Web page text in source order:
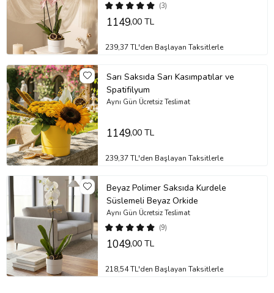
(3)
1149,00 TL
239,37 TL'den Başlayan Taksitlerle
Sarı Saksıda Sarı Kasımpatılar ve
Spatifilyum
Aynı Gün Ücretsiz Teslimat
1149,00 TL
239,37 TL'den Başlayan Taksitlerle
Beyaz Polimer Saksıda Kurdele
Süslemeli Beyaz Orkide
(9)
Aynı Gün Ücretsiz Teslimat
1049,00 TL
218,54 TL'den Başlayan Taksitlerle